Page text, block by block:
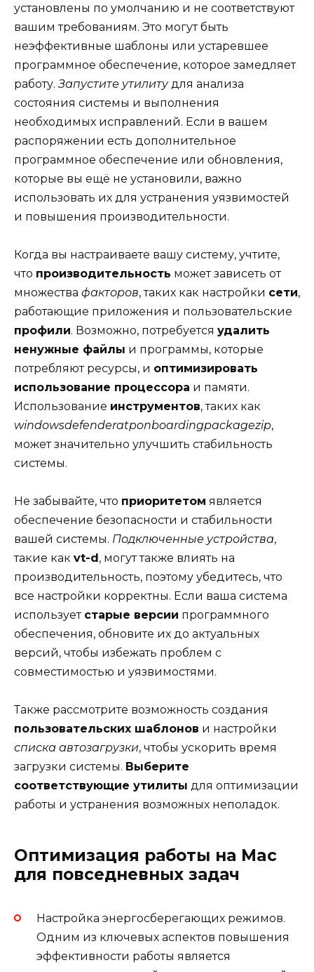
установлены по умолчанию и не соответствуют
вашим требованиям. Это могут быть
неэффективные шаблоны или устаревшее
программное обеспечение, которое замедляет
работу.Запустите утилитудля анализа
состояния системы и выполнения
необходимых исправлений. Если в вашем
распоряжении есть дополнительное
программное обеспечение или обновления,
которые вы ещё не установили, важно
использовать их для устранения уязвимостей
и повышения производительности.
Когда вы настраиваете вашу систему, учтите,
что производительность может зависеть от
множества факторов, таких как настройки сети,
работающие приложения и пользовательские
профили. Возможно, потребуется удалить
ненужные файлы и программы, которые
потребляют ресурсы, и оптимизировать
использование процессора и памяти.
Использование инструментов, таких как
windowsdefenderatponboardingpackagezip,
может значительно улучшить стабильность
системы.
Не забывайте, что приоритетом является
обеспечение безопасности и стабильности
вашей системы. Подключенные устройства,
такие как vt-d, могут также влиять на
производительность, поэтому убедитесь, что
все настройки корректны. Если ваша система
использует старые версии программного
обеспечения, обновите их до актуальных
версий, чтобы избежать проблем с
совместимостью и уязвимостями.
Также рассмотрите возможность создания
пользовательских шаблонов и настройки
списка автозагрузки, чтобы ускорить время
загрузки системы. Выберите
соответствующие утилиты для оптимизации
работы и устранения возможных неполадок.
Оптимизация работы на Mac
для повседневных задач
Настройка энергосберегающих режимов.
Одним из ключевых аспектов повышения
эффективности работы является